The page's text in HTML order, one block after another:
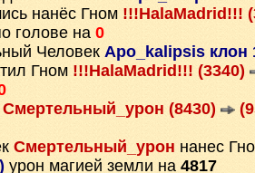
нанёс Гном !!!HalaMadrid!!!
голове на 0
Человек Apo_kalipsis клон
Гном !!!HalaMadrid!!! (3340)
Смертельный_урон (8430)
Смертельный_урон нанес
урон магией земли на 4817